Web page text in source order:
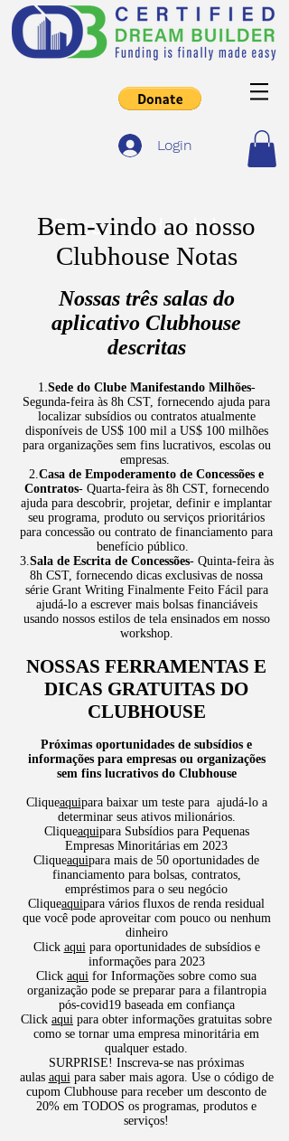
Login
Recursos do clube
Bem-vindo ao nosso
Clubhouse Notas
Nossas três salas do
aplicativo Clubhouse
descritas
1. Sede do Clube Manifestando Milhões-
Segunda-feira às 8h CST, fornecendo ajuda para
localizar subsídios ou contratos atualmente
disponíveis de US$ 100 mil a US$ 100 milhões
para organizações sem fins lucrativos, escolas ou
empresas.
​2. Casa de Empoderamento de Concessões e
Contratos- Quarta-feira às 8h CST, fornecendo
ajuda para descobrir, projetar, definir e implantar
seu programa, produto ou serviços prioritários
para concessão ou contrato de financiamento para
benefício público.
3. Sala de Escrita de Concessões- Quinta-feira às
8h CST, fornecendo dicas exclusivas de nossa
série Grant Writing Finalmente Feito Fácil para
ajudá-lo a escrever mais bolsas financiáveis
usando nossos estilos de tela ensinados em nosso
workshop.
NOSSAS FERRAMENTAS E
DICAS GRATUITAS DO
CLUBHOUSE
Próximas oportunidades de subsídios e
informações para empresas ou organizações
sem fins lucrativos do Clubhouse
Cliqueaquipara baixar um teste para ajudá-lo a
determinar seus ativos milionários.
Cliqueaquipara Subsídios para Pequenas
Empresas Minoritárias em 2023
Cliqueaquipara mais de 50 oportunidades de
financiamento para bolsas, contratos,
empréstimos para o seu negócio
Cliqueaquipara vários fluxos de renda residual
que você pode aproveitar com pouco ou nenhum
dinheiro
Click aqui para oportunidades de subsídios e
informações para 2023
Click aqui for Informações sobre como sua
organização pode se preparar para a filantropia
pós-covid19 baseada em confiança
​Click aqui para obter informações gratuitas sobre
como se tornar uma empresa minoritária em
qualquer estado.
​SURPRISE! Inscreva-se nas próximas
aulas aqui para saber mais agora. Use o código de
cupom Clubhouse para receber um desconto de
20% em TODOS os programas, produtos e
serviços!